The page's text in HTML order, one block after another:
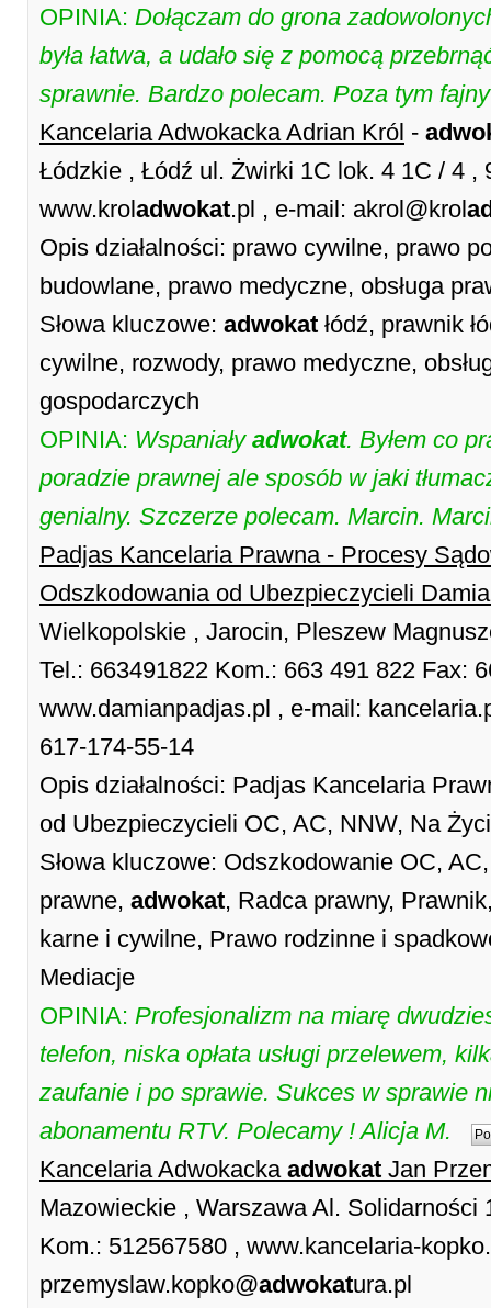
OPINIA: Dołączam do grona
była łatwa, a udało się z pomocą
sprawnie. Bardzo polecam. Poza tym
Kancelaria Adwokacka Adrian Król -
Łódzkie , Łódź ul. Żwirki 1C lok. 4 1C / 4 ,
www.kroladwokat.pl , e-mail: akrol@krol
Opis działalności: prawo cywilne, prawo
budowlane, prawo medyczne, obsługa
Słowa kluczowe: adwokat łódź, prawnik
cywilne, rozwody, prawo medyczne,
gospodarczych
OPINIA: Wspaniały adwokat. Byłem co
poradzie prawnej ale sposób w jaki
genialny. Szczerze polecam. Marcin.
Padjas Kancelaria Prawna - Procesy
Odszkodowania od Ubezpieczycieli
Wielkopolskie , Jarocin, Pleszew
Tel.: 663491822 Kom.: 663 491 822 Fax:
www.damianpadjas.pl , e-mail:
617-174-55-14
Opis działalności: Padjas Kancelaria
od Ubezpieczycieli OC, AC, NNW, Na
Słowa kluczowe: Odszkodowanie OC,
prawne, adwokat, Radca prawny,
karne i cywilne, Prawo rodzinne i
Mediacje
OPINIA: Profesjonalizm na miarę
telefon, niska opłata usługi przelewem,
zaufanie i po sprawie. Sukces w sprawie
abonamentu RTV. Polecamy ! Alicja M.
Kancelaria Adwokacka adwokat Jan
Mazowieckie , Warszawa Al. Solidarności
Kom.: 512567580 , www.kancelaria-
przemyslaw.kopko@adwokatura.pl